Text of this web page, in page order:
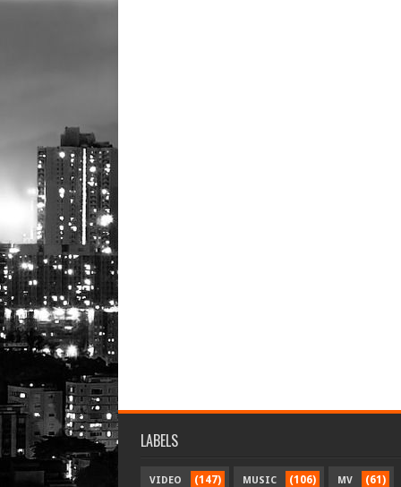
LABELS
VIDEO (147) MUSIC (106) MV (61)